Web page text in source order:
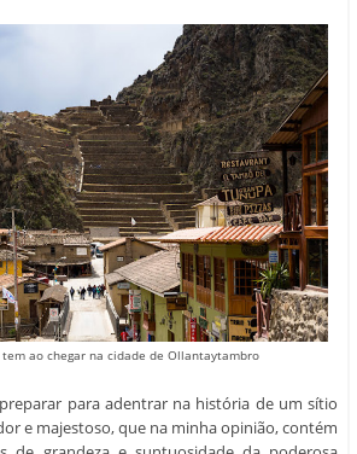
tem ao chegar na cidade de Ollantaytambro
para adentrar na história de um sítio
e majestoso, que na minha opinião, contém